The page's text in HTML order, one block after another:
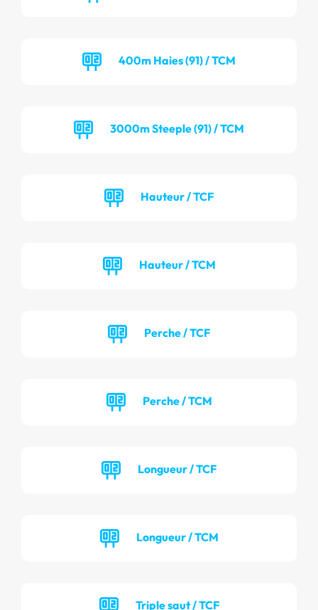
400m Haies (91) / TCM
3000m Steeple (91) / TCM
Hauteur / TCF
Hauteur / TCM
Perche / TCF
Perche / TCM
Longueur / TCF
Longueur / TCM
Triple saut / TCF